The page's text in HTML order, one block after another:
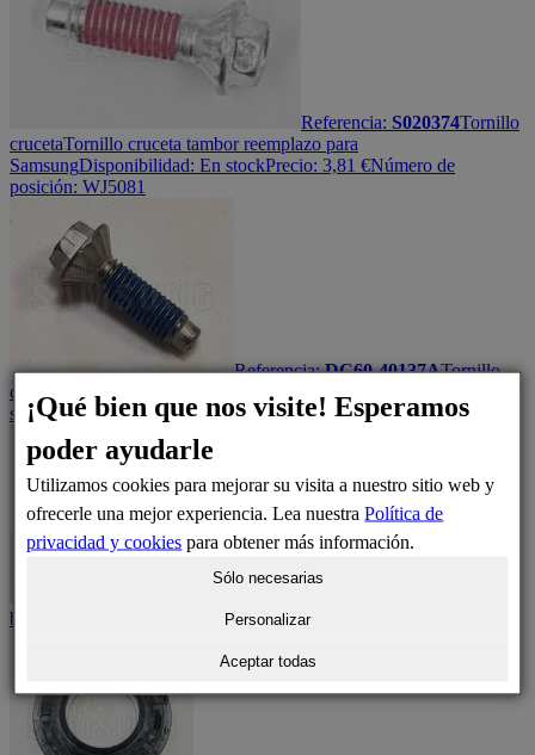
Referencia: S020374Tornillo
crucetaTornillo cruceta tambor reemplazo para
SamsungDisponibilidad: En stockPrecio: 3,81 €Número de
posición: WJ5081
Referencia:DC60-40137ATornillo
cruceta
Tornillo cruceta tambor M8,P1.25,L30
stockPrecio:10,55 €Número de posición: WJ5081
bomba
Disponibilidad:
¡Qué bien que nos visite! Esperamos
poder ayudarle
Utilizamos cookies para mejorar su visita a nuestro sitio web y
ofrecerle una mejor experiencia. Lea nuestraPolítica de
privacidad y cookies para obtener más información.
Sólo necesarias
Personalizar
Aceptar todas